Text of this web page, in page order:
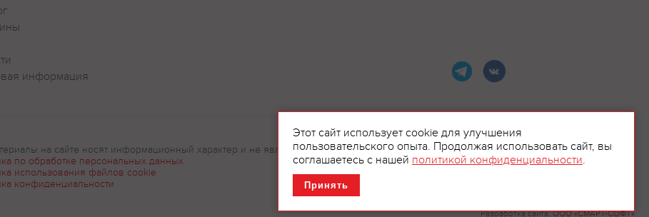
Оставить отзыв
Разработка сайта:ООО «СМАРТ-СОФТ»
информация
на сайте носят информационный характер и не являются рекламой.
по обработке персональных данных
использования файлов cookie
конфиденциальности
Этот сайт использует cookie для улучшения
пользовательского опыта. Продолжая использовать сайт, вы
соглашаетесь с нашей политикой конфиденциальности.
Принять